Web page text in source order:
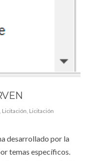
Licitación Licitación
desarrollado por la
temas específicos.